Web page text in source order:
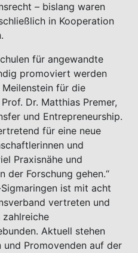
– bislang waren
in Kooperation
für angewandte
promoviert werden
für die
Dr. Matthias Premer,
und Entrepreneurship.
für eine neue
und
Praxisnähe und
der Forschung gehen.“
ist mit acht
vertreten und
Aktuell stehen
und Promovenden auf der